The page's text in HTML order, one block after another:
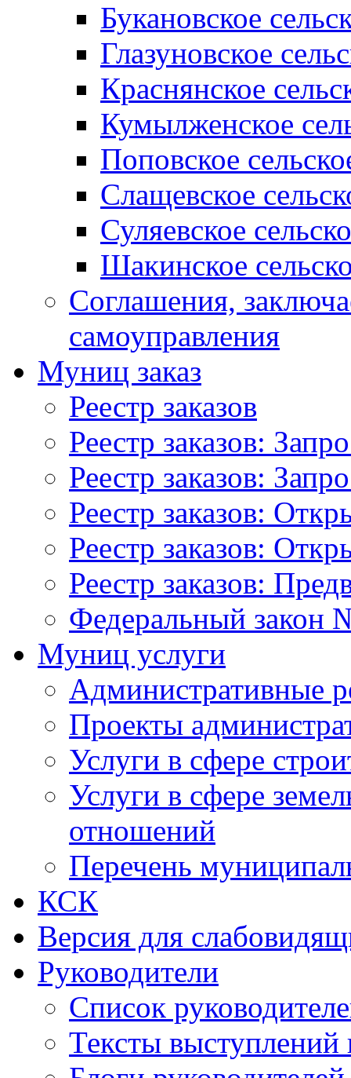
Букановское
Глазуновское
Краснянское
Кумылженское
Поповское
Слащевское
Суляевское
Шакинское
Соглашения,
самоуправления
Муниц заказ
Реестр заказов
Реестр заказов:
Реестр заказов:
Реестр заказов:
Реестр заказов:
Реестр заказов:
Федеральный закон
Муниц услуги
Административные
Проекты
Услуги в сфере
Услуги в сфере
отношений
Перечень
КСК
Версия для
Руководители
Список
Тексты выступлений